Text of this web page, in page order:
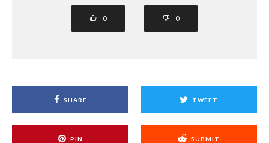
0 0
SHARE TWEET
PIN SUBMIT